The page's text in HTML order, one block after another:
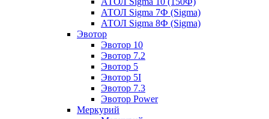
АТОЛ Sigma 7Ф (Sigma)
АТОЛ Sigma 8Ф (Sigma)
Эвотор
Эвотор 10
Эвотор 7.2
Эвотор 5
Эвотор 5I
Эвотор 7.3
Эвотор Power
Меркурий